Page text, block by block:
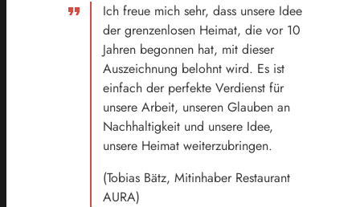
Ich freue mich sehr, dass unsere Idee
der grenzenlosen Heimat, die vor 10
Jahren begonnen hat, mit dieser
Auszeichnung belohnt wird. Es ist
einfach der perfekte Verdienst für
unsere Arbeit, unseren Glauben an
Nachhaltigkeit und unsere Idee,
unsere Heimat weiterzubringen.
(Tobias Bätz, Mitinhaber Restaurant
AURA)